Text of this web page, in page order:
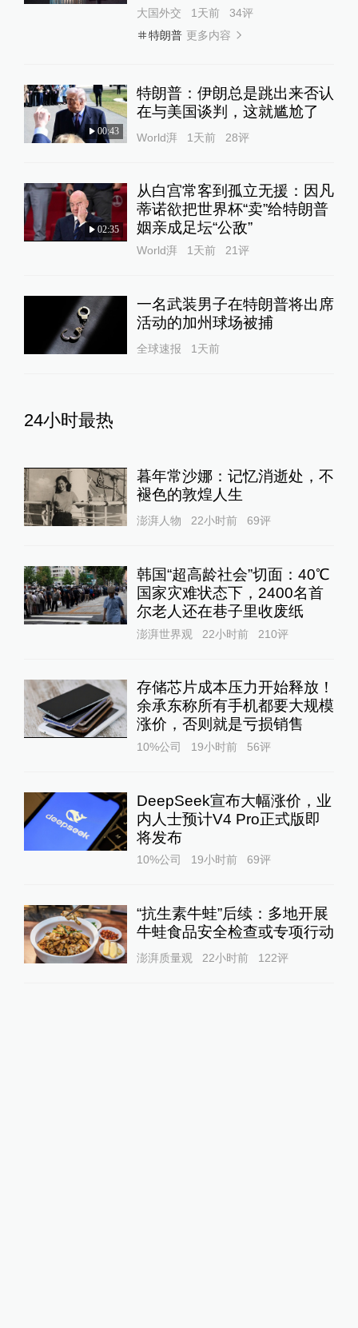
大国外交 1天前 34评
特朗普 更多内容
00:43
特朗普：伊朗总是跳出来否认
在与美国谈判，这就尴尬了
World湃 1天前 28评
02:35
从白宫常客到孤立无援：因凡
蒂诺欲把世界杯“卖”给特朗普
姻亲成足坛“公敌”
World湃 1天前 21评
一名武装男子在特朗普将出席
活动的加州球场被捕
全球速报 1天前
24小时最热
暮年常沙娜：记忆消逝处，不
褪色的敦煌人生
澎湃人物 22小时前 69评
韩国“超高龄社会”切面：40℃
国家灾难状态下，2400名首
尔老人还在巷子里收废纸
澎湃世界观 22小时前 210评
存储芯片成本压力开始释放！
余承东称所有手机都要大规模
涨价，否则就是亏损销售
10%公司 19小时前 56评
DeepSeek宣布大幅涨价，业
内人士预计V4 Pro正式版即
将发布
10%公司 19小时前 69评
“抗生素牛蛙”后续：多地开展
牛蛙食品安全检查或专项行动
澎湃质量观 22小时前 122评